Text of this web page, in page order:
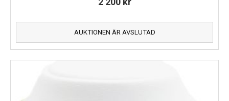
AUKTIONEN ÄR AVSLUTAD